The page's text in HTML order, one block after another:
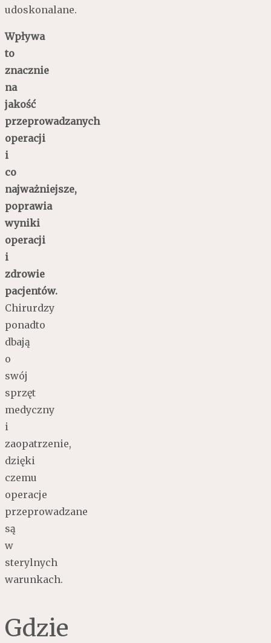
udoskonalane.
Wpływa
to
znacznie
na
jakość
przeprowadzanych
operacji
i
co
najważniejsze,
poprawia
wyniki
operacji
i
zdrowie
pacjentów.
Chirurdzy
ponadto
dbają
o
swój
sprzęt
medyczny
i
zaopatrzenie,
dzięki
czemu
operacje
przeprowadzane
są
w
sterylnych
warunkach.
Gdzie